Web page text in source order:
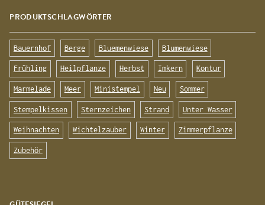
PRODUKTSCHLAGWÖRTER
Bauernhof Berge Bluemenwiese Blumenwiese
Frühling Heilpflanze Herbst Imkern Kontur
Marmelade Meer Ministempel Neu Sommer
Stempelkissen Sternzeichen Strand Unter Wasser
Weihnachten Wichtelzauber Winter Zimmerpflanze
Zubehör